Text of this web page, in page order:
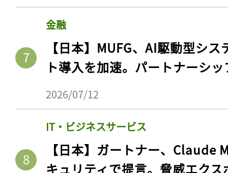
金融
【日本】MUFG、AI駆動型シ
ト導入を加速。パートナーシ
2026/07/12
IT・ビジネスサービス
【日本】ガートナー、Claude
キュリティで提言。脅威エク